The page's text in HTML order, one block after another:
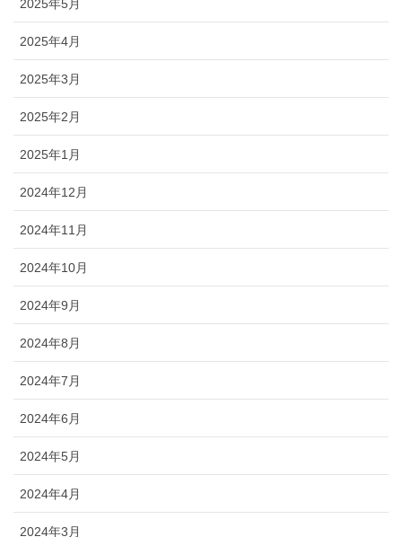
2025年5月
2025年4月
2025年3月
2025年2月
2025年1月
2024年12月
2024年11月
2024年10月
2024年9月
2024年8月
2024年7月
2024年6月
2024年5月
2024年4月
2024年3月